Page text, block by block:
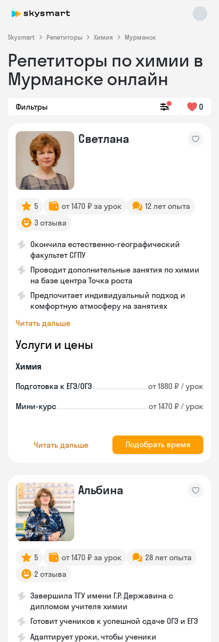
Skysmart Репетиторы Химия Мурманск
Репетиторы по химии в
Мурманске онлайн
Фильтры 0
Светлана
5 от 1470 ₽ за урок
12 лет опыта
3 отзыва
Окончила естественно-географический
факультет СГПУ
Проводит дополнительные занятия по химии
на базе центра Точка роста
Предпочитает индивидуальный подход и
комфортную атмосферу на занятиях
Читать дальше
Услуги и цены
Химия
Подготовка к ЕГЭ/ОГЭ от 1880 ₽ / урок
Мини-курс от 1470 ₽ / урок
Читать дальше Подобрать время
Альбина
5 от 1470 ₽ за урок
28 лет опыта
2 отзыва
Завершила ТГУ имени Г.Р. Державина с
дипломом учителя химии
Готовит учеников к успешной сдаче ОГЭ и ЕГЭ
Адаптирует уроки, чтобы ученики
online